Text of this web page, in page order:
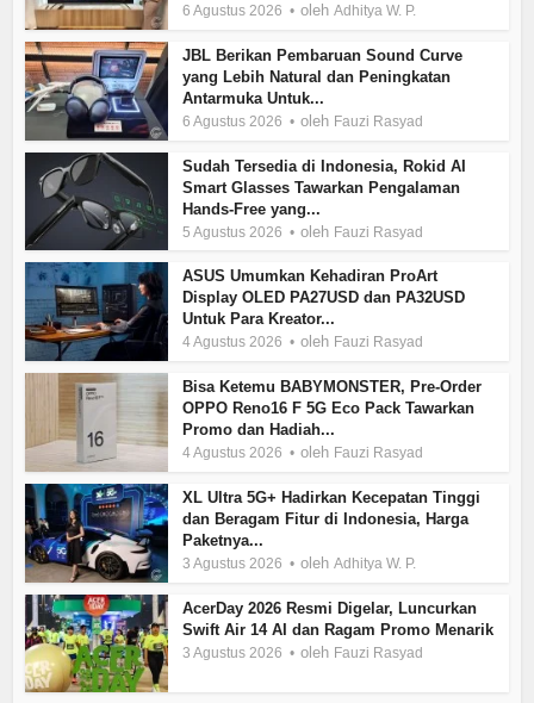
6 Agustus 2026 olehAdhitya W. P.
JBL Berikan Pembaruan Sound Curve
yang Lebih Natural dan Peningkatan
Antarmuka Untuk...
6 Agustus 2026 oleh Fauzi Rasyad
Sudah Tersedia di Indonesia, Rokid AI
Smart Glasses Tawarkan Pengalaman
Hands-Free yang...
5 Agustus 2026 oleh Fauzi Rasyad
ASUS Umumkan Kehadiran ProArt
Display OLED PA27USD dan PA32USD
Untuk Para Kreator...
4 Agustus 2026 oleh Fauzi Rasyad
Bisa Ketemu BABYMONSTER, Pre-Order
OPPO Reno16 F 5G Eco Pack Tawarkan
Promo dan Hadiah...
4 Agustus 2026 oleh Fauzi Rasyad
XL Ultra 5G+ Hadirkan Kecepatan Tinggi
dan Beragam Fitur di Indonesia, Harga
Paketnya...
3 Agustus 2026 olehAdhitya W. P.
AcerDay 2026 Resmi Digelar, Luncurkan
Swift Air 14 AI dan Ragam Promo Menarik
3 Agustus 2026 oleh Fauzi Rasyad